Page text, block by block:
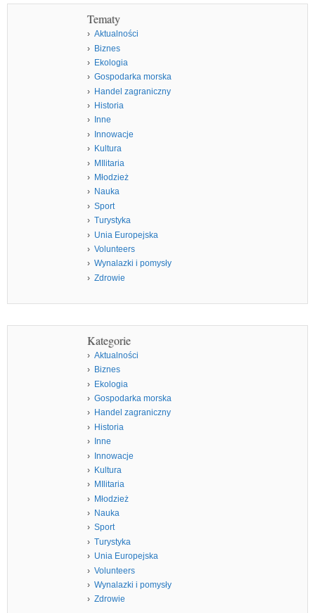
Tematy
Aktualności
Biznes
Ekologia
Gospodarka morska
Handel zagraniczny
Historia
Inne
Innowacje
Kultura
MIlitaria
Młodzież
Nauka
Sport
Turystyka
Unia Europejska
Volunteers
Wynalazki i pomysły
Zdrowie
Kategorie
Aktualności
Biznes
Ekologia
Gospodarka morska
Handel zagraniczny
Historia
Inne
Innowacje
Kultura
MIlitaria
Młodzież
Nauka
Sport
Turystyka
Unia Europejska
Volunteers
Wynalazki i pomysły
Zdrowie